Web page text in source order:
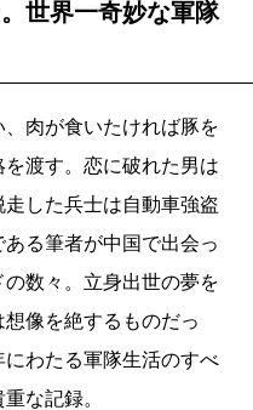
世界一奇妙な軍隊
肉が食いたければ豚を
渡す。恋に破れた男は
した兵士は自動車強盗
る筆者が中国で出会っ
数々。立身出世の夢を
像を絶するものだっ
わたる軍隊生活のすべ
な記録。